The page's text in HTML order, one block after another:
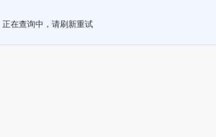
正在查询中，请刷新重试